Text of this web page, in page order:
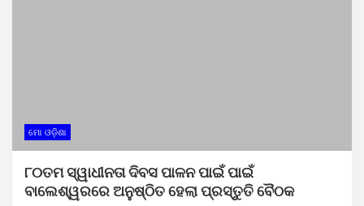
ମୋ ଓଡ଼ିଶା
୮୦ତମ ସ୍ୱାଧୀନତା ଦିବସ ପାଳନ ପାଇଁ ପାଇଁ
ବାଲେଶ୍ୱରରେ ଅନୁଷ୍ଠିତ ହେଲା ପ୍ରସ୍ତୁତି ବୈଠକ